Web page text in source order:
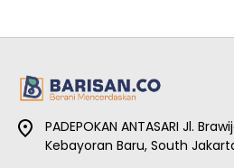
PADEPOKAN ANTASARI Jl.
Kebayoran Baru, South